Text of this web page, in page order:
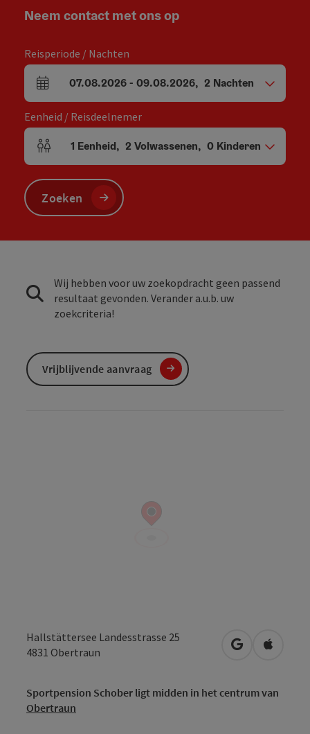
Hallstättersee Landesstrasse 25
4831 Obertraun Openen in
Sportpension Schober ligt midden in het centrum van
Obertraun
Neem contact met ons op
Reisperiode / Nachten
Velden voor aankomst en vertrek
07.08.2026- 09.08.2026, 2 Nachten
Eenheid / Reisdeelnemer
Aantal eenheden en persoonsvelden
1 Eenheid, 2 Volwassenen, 0 Kinderen
Zoeken
Wij hebben voor uw zoekopdracht geen passend
resultaat gevonden. Verander a.u.b. uw
zoekcriteria!
Vrijblijvende aanvraag